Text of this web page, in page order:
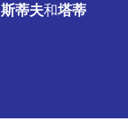
斯蒂夫和塔蒂